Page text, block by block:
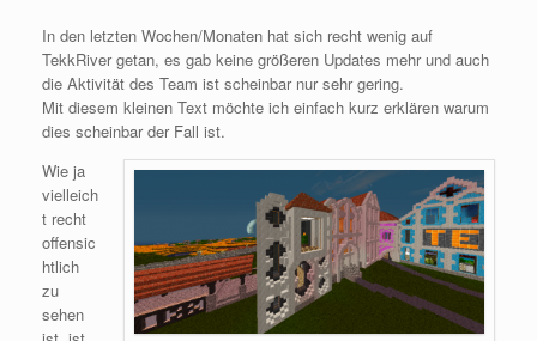
In den letzten Wochen/Monaten hat sich recht wenig auf
TekkRiver getan, es gab keine größeren Updates mehr und auch
die Aktivität des Team ist scheinbar nur sehr gering.
Mit diesem kleinen Text möchte ich einfach kurz erklären warum
dies scheinbar der Fall ist.
Wie ja
vielleich
t recht
offensic
htlich
zu
sehen